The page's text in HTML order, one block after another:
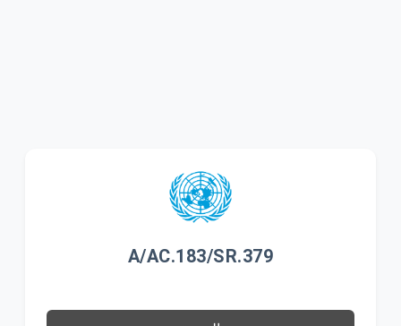
A/AC.183/SR.379